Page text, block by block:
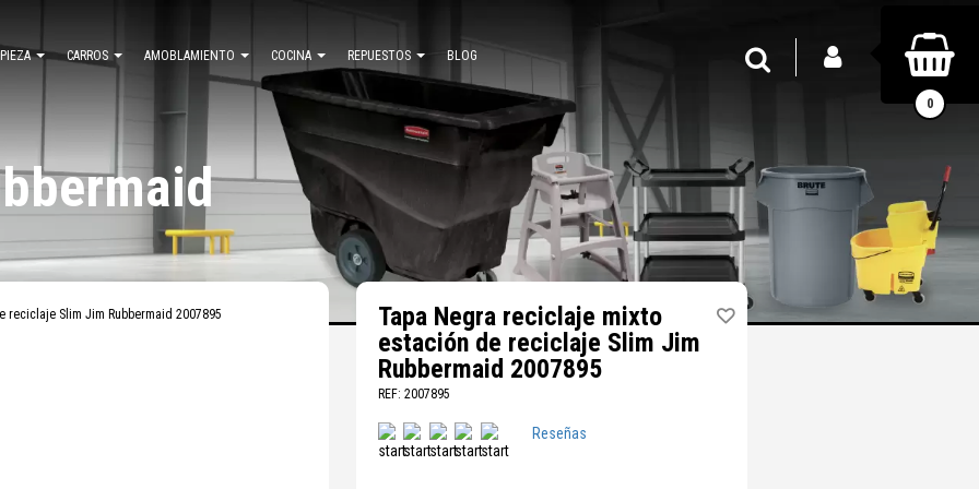
CARROS AMOBLAMIENTO COCINA REPUESTOS BLOG INICIAR SESIÓN
0
Slim Jim Rubbermaid 2007895
Tapa Negra reciclaje mixto
estación de reciclaje Slim Jim
Rubbermaid 2007895
REF: 2007895
Reseñas